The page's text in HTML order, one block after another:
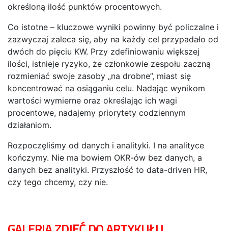
określoną ilość punktów procentowych.
Co istotne – kluczowe wyniki powinny być policzalne i
zazwyczaj zaleca się, aby na każdy cel przypadało od
dwóch do pięciu KW. Przy zdefiniowaniu większej
ilości, istnieje ryzyko, że członkowie zespołu zaczną
rozmieniać swoje zasoby „na drobne”, miast się
koncentrować na osiąganiu celu. Nadając wynikom
wartości wymierne oraz określając ich wagi
procentowe, nadajemy priorytety codziennym
działaniom.
Rozpoczęliśmy od danych i analityki. I na analityce
kończymy. Nie ma bowiem OKR-ów bez danych, a
danych bez analityki. Przyszłość to data-driven HR,
czy tego chcemy, czy nie.